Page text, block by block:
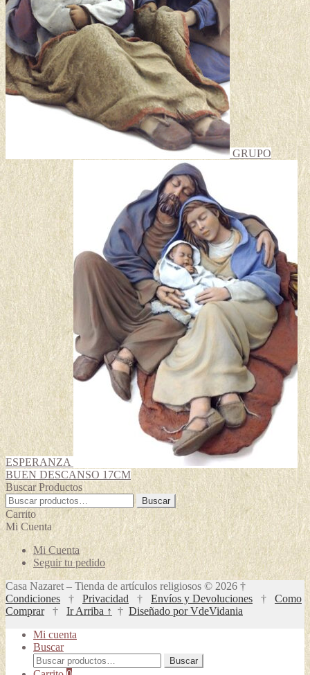
GRUPO
ESPERANZA
BUEN DESCANSO 17CM
Buscar Productos
Buscar
por:
Buscar
Carrito
Mi Cuenta
Mi Cuenta
Seguir tu pedido
Casa Nazaret – Tienda de artículos religiosos © 2026 †
Condiciones † Privacidad † Envíos y Devoluciones † Como
Comprar† Ir Arriba ↑ † Diseñado por VdeVidania
Mi cuenta
Buscar
Buscar
por:
Buscar